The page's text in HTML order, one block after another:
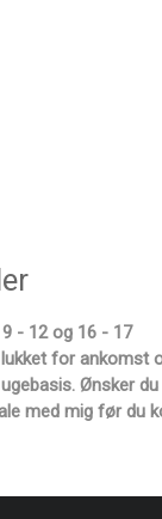
- 12 og 16 - 17
for ankomst
Ønsker
med mig før du